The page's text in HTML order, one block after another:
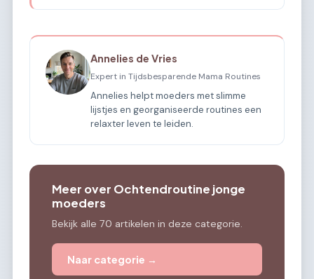
Annelies de Vries
Expert in Tijdsbesparende Mama Routines
Annelies helpt moeders met slimme
lijstjes en georganiseerde routines een
relaxter leven te leiden.
Meer over Ochtendroutine jonge
moeders
Bekijk alle 70 artikelen in deze categorie.
Naar categorie →